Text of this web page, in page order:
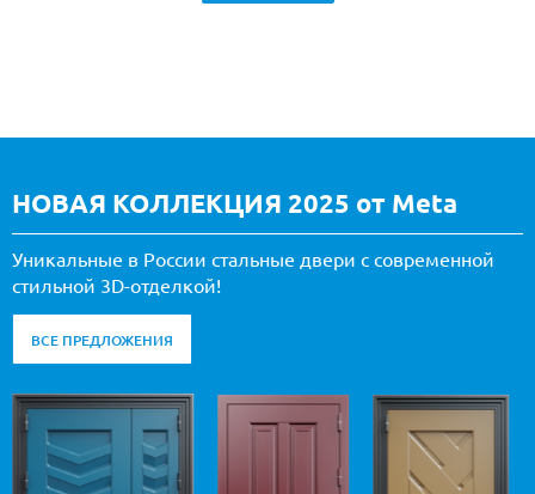
НОВАЯ КОЛЛЕКЦИЯ 2025 от Meta
Уникальные в России стальные двери с современной
стильной 3D-отделкой!
ВСЕ ПРЕДЛОЖЕНИЯ